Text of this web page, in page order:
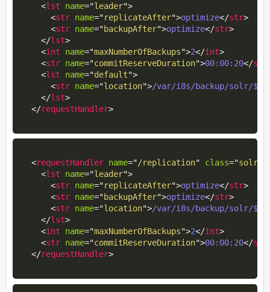
<lst name="leader">
<str name="replicateAfter">optimize</str>
<str name="backupAfter">optimize</str>
</lst>
<int name="maxNumberOfBackups">2</int>
<str name="commitReserveDuration">00:00:20</str
<lst name="default">
<str name="location">/var/i8s/backup/solr/
</lst>
</requestHandler>
<requestHandler name="/replication" class="
<lst name="leader">
<str name="replicateAfter">optimize</str>
<str name="backupAfter">optimize</str>
<str name="location">/var/i8s/backup/solr/
</lst>
<int name="maxNumberOfBackups">2</int>
<str name="commitReserveDuration">00:00:20</str
</requestHandler>